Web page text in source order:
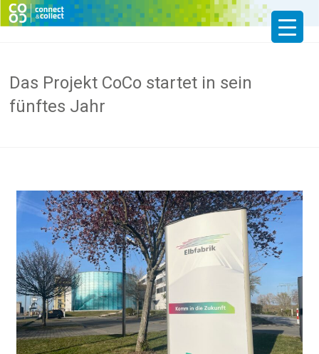
Das Projekt CoCo startet in sein
fünftes Jahr